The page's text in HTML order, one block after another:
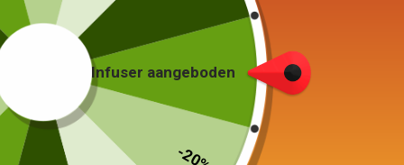
Mooi Porseleinen theepot
500-800 ml
Infuser aangeboden